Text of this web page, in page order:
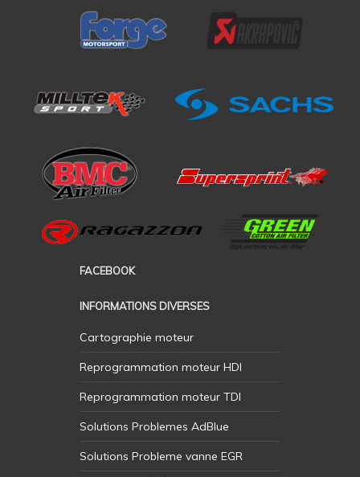
FACEBOOK
INFORMATIONS DIVERSES
Cartographie moteur
Reprogrammation moteur HDI
Reprogrammation moteur TDI
Solutions Problemes AdBlue
Solutions Probleme vanne EGR